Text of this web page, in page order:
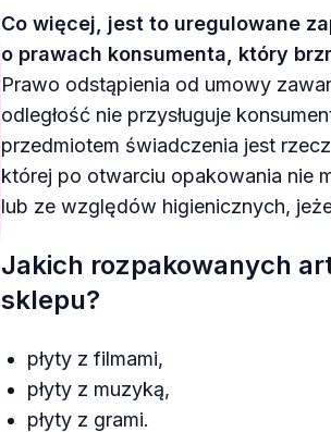
Co więcej, jest to uregulowane
o prawach konsumenta, który
Prawo odstąpienia od umowy
odległość nie przysługuje
przedmiotem świadczenia jest
której po otwarciu opakowania nie
lub ze względów higienicznych,
Jakich rozpakowanych
sklepu?
płyty z filmami,
płyty z muzyką,
płyty z grami.